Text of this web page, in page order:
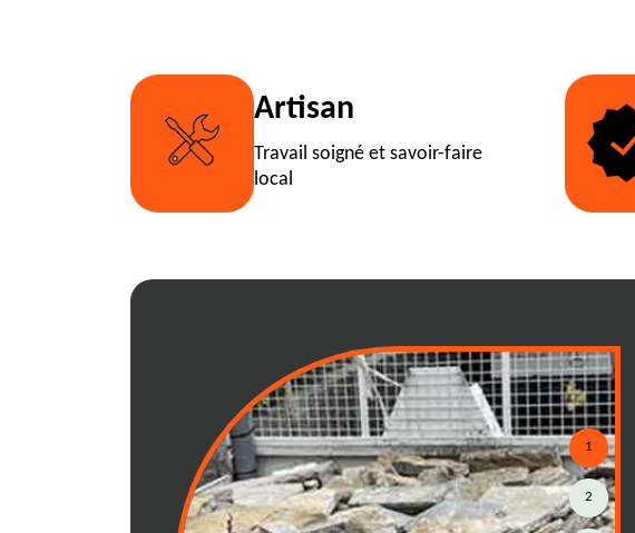
Artisan
Travail soigné et savoir-faire
local
Chevroux: disponibilité
immédiate pour la
benne à gravats
Vous êtes en quête d'une solution rapide et
1
2